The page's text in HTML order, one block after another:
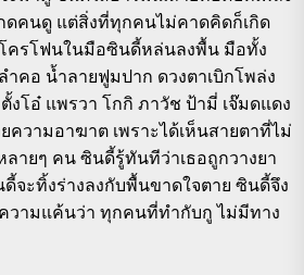
ดคนดู แต่สิ่งที่ทุกคนไม่คาดคิดก็เกิด
ครโฟนในมือซินดี้หล่นลงพื้น มือทั้ง
ำคอ น้ำลายฟูมปาก ดวงตาเบิกโพล่ง
งโอ๋ แพรวา โกกิ ภาวัช ป้ามี่ เจ๊มดแดง
ความอาฆาต เพราะได้เห็นสายตาที่ไม่
ลายๆ คน ซินดี้รู้ทันทีว่าเธอถูกวางยา
จะทิ้งร่างลงกับพื้นขาดใจตาย ซินดี้จึง
วามแค้นว่า ทุกคนที่ทำกับกู ไม่มีทาง